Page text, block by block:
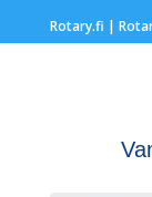
Rotary.fi |